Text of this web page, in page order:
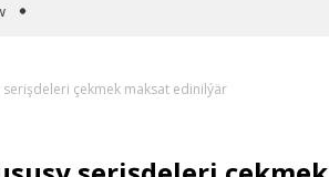
çekmek maksat edinilýär